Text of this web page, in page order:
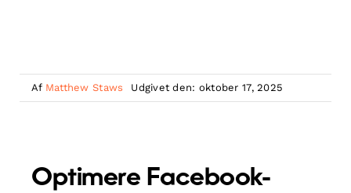
Af Matthew Staws Udgivet den: oktober 17, 2025
Optimere Facebook-